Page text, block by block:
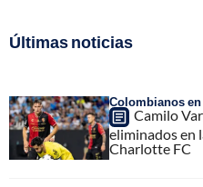
Últimas noticias
Colombianos
Camilo
eliminados en
Charlotte FC